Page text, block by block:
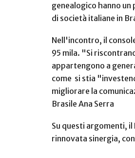
genealogico hanno
di società italiane in
Nell'incontro, il
95 mila. "Si
appartengono a
come si stia
migliorare la
Brasile Ana Serra
Su questi argomenti,
rinnovata sinergia,